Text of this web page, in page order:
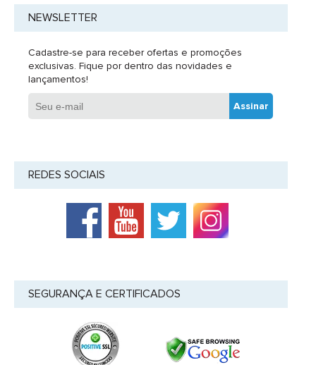
NEWSLETTER
Cadastre-se para receber ofertas e promoções
exclusivas. Fique por dentro das novidades e
lançamentos!
Assinar
REDES SOCIAIS
SEGURANÇA E CERTIFICADOS